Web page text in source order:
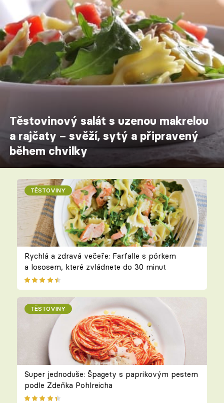
Těstovinový salát s uzenou makrelou
a rajčaty – svěží, sytý a připravený
během chvilky
TĚSTOVINY
Rychlá a zdravá večeře: Farfalle s pórkem
a lososem, které zvládnete do 30 minut
TĚSTOVINY
Super jednoduše: Špagety s paprikovým pestem
podle Zdeňka Pohlreicha